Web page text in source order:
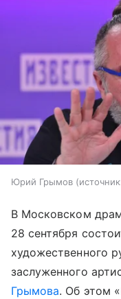
Юрий Грымов
В Московском
28 сентября
художественного
заслуженного
Грымова. Об этом